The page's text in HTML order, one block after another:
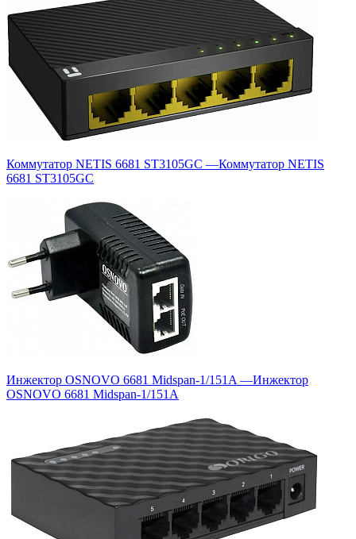
Коммутатор NETIS 6681 ST3105GC —Коммутатор NETIS
6681 ST3105GC
Инжектор OSNOVO 6681 Midspan-1/151A—Инжектор
OSNOVO 6681 Midspan-1/151A